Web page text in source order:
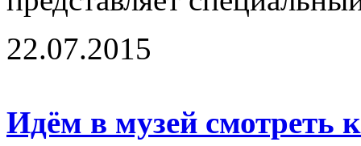
22.07.2015
Идём в музей смотреть